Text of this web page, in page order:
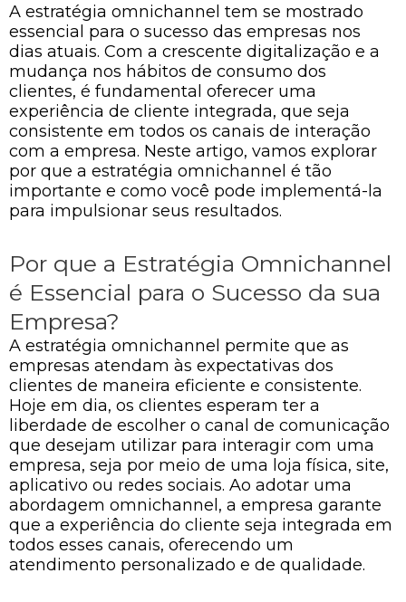
A estratégia omnichannel tem se mostrado
essencial para o sucesso das empresas nos
dias atuais. Com a crescente digitalização e a
mudança nos hábitos de consumo dos
clientes, é fundamental oferecer uma
experiência de cliente integrada, que seja
consistente em todos os canais de interação
com a empresa. Neste artigo, vamos explorar
por que a estratégia omnichannel é tão
importante e como você pode implementá-la
para impulsionar seus resultados.
Por que a Estratégia Omnichannel
é Essencial para o Sucesso da sua
Empresa?
A estratégia omnichannel permite que as
empresas atendam às expectativas dos
clientes de maneira eficiente e consistente.
Hoje em dia, os clientes esperam ter a
liberdade de escolher o canal de comunicação
que desejam utilizar para interagir com uma
empresa, seja por meio de uma loja física, site,
aplicativo ou redes sociais. Ao adotar uma
abordagem omnichannel, a empresa garante
que a experiência do cliente seja integrada em
todos esses canais, oferecendo um
atendimento personalizado e de qualidade.